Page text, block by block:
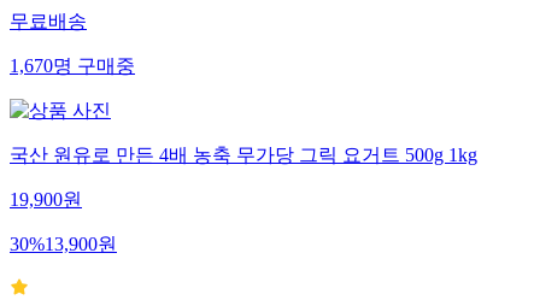
무료배송
1,670명구매중
국산 원유로 만든 4배 농축 무가당 그릭 요거트 500g 1kg
19,900원
30%13,900원